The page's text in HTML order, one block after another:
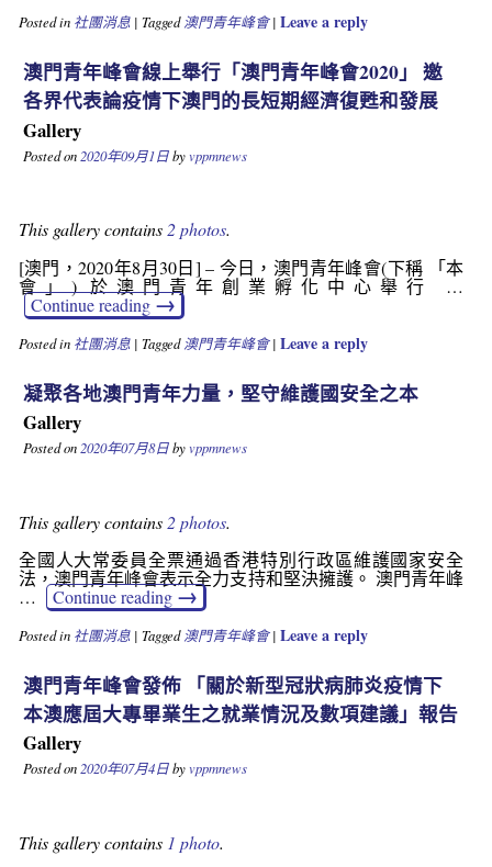
Posted in 社團消息| Tagged 澳門青年峰會| Leave a reply
澳門青年峰會線上舉行「澳門青年峰會2020」 邀
各界代表論疫情下澳門的長短期經濟復甦和發展
Gallery
Posted on 2020年09月1日byvppmnews
This gallery contains2 photos.
[澳門，2020年8月30日] – 今日，澳門青年峰會(下稱 「本
會」) 於澳門青年創業孵化中心舉行 …
Continue reading→
Posted in 社團消息| Tagged 澳門青年峰會| Leave a reply
凝聚各地澳門青年力量，堅守維護國安全之本
Gallery
Posted on 2020年07月8日byvppmnews
This gallery contains 2 photos.
全國人大常委員全票通過香港特別行政區維護國家安全
法，澳門青年峰會表示全力支持和堅決擁護。 澳門青年峰
…
Continue reading→
Posted in 社團消息| Tagged 澳門青年峰會| Leave a reply
澳門青年峰會發佈 「關於新型冠狀病肺炎疫情下
本澳應屆大專畢業生之就業情況及數項建議」報告
Gallery
Posted on 2020年07月4日byvppmnews
This gallery contains 1 photo.